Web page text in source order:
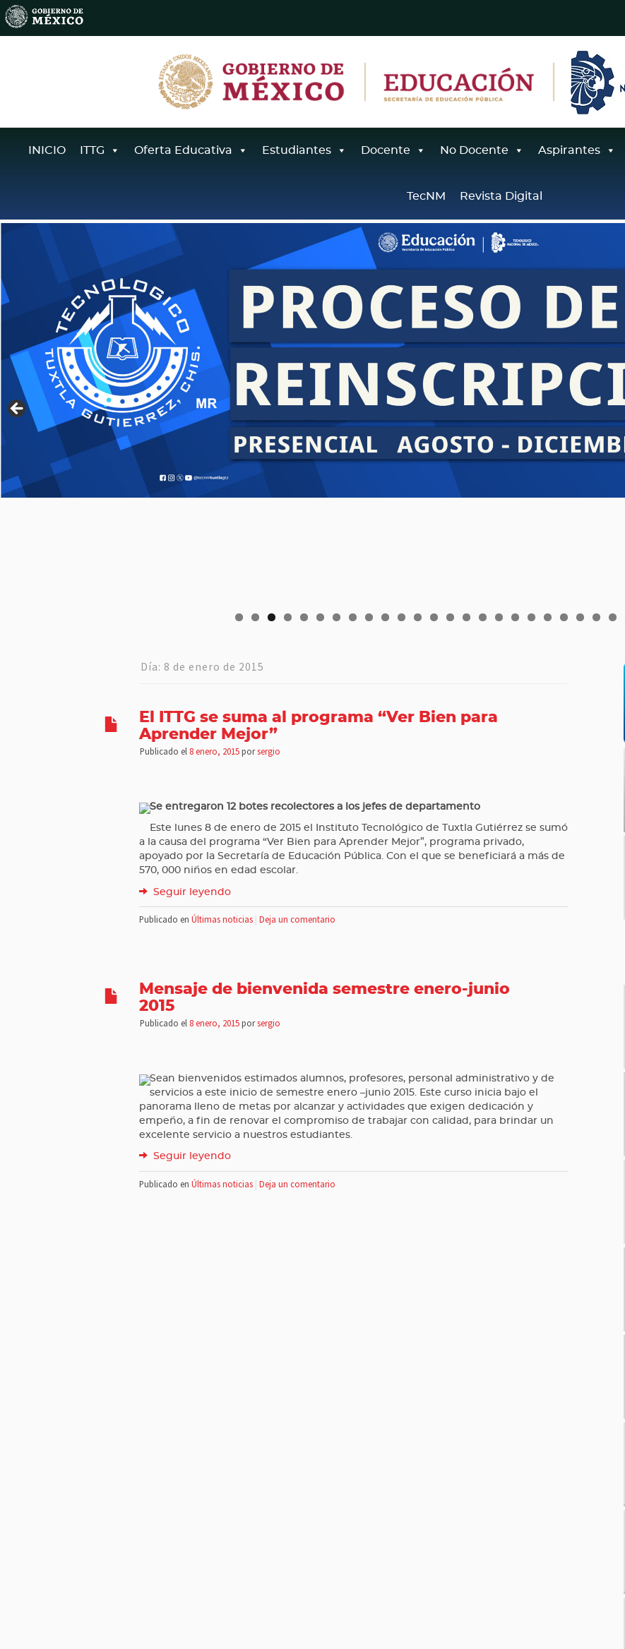
INICIO ITTG Oferta Educativa Estudiantes Docente No Docente Aspirantes
TecNM Revista Digital
0 1 2 3 4 5 6 7 8 9 0 1 2 3 4
Día: 8 de enero de 2015
El ITTG se suma al programa “Ver Bien para
Aprender Mejor”
Publicado el 8 enero, 2015porsergio
Se entregaron 12 botes recolectores a los jefes de departamento
Este lunes 8 de enero de 2015 el Instituto Tecnológico de Tuxtla Gutiérrez se sumó
a la causa del programa “Ver Bien para Aprender Mejor”, programa privado,
apoyado por la Secretaría de Educación Pública. Con el que se beneficiará a más de
570, 000 niños en edad escolar.
Seguir leyendo
Publicado en Últimas noticias | Deja un comentario
Mensaje de bienvenida semestre enero-junio
2015
Publicado el 8 enero, 2015porsergio
Sean bienvenidos estimados alumnos, profesores, personal administrativo y de
servicios a este inicio de semestre enero –junio 2015. Este curso inicia bajo el
panorama lleno de metas por alcanzar y actividades que exigen dedicación y
empeño, a fin de renovar el compromiso de trabajar con calidad, para brindar un
excelente servicio a nuestros estudiantes.
Seguir leyendo
Publicado en Últimas noticias | Deja un comentario